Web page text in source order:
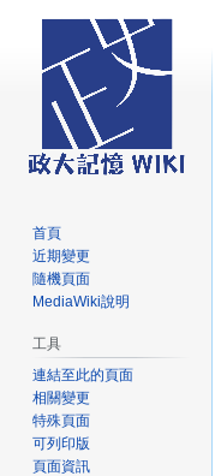
首頁
近期變更
隨機頁面
MediaWiki說明
工具
連結至此的頁面
相關變更
特殊頁面
可列印版
頁面資訊